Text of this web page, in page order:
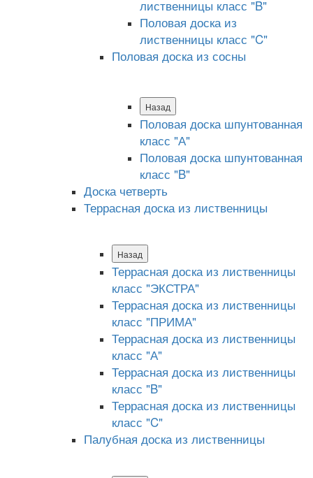
лиственницы класс "B"
Половая доска из
лиственницы класс "C"
Половая доска из сосны
Назад
Половая доска шпунтованная
класс "А"
Половая доска шпунтованная
класс "B"
Доска четверть
Террасная доска из лиственницы
Назад
Террасная доска из лиственницы
класс "ЭКСТРА"
Террасная доска из лиственницы
класс "ПРИМА"
Террасная доска из лиственницы
класс "А"
Террасная доска из лиственницы
класс "B"
Террасная доска из лиственницы
класс "C"
Палубная доска из лиственницы